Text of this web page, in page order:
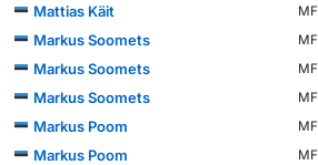
Mattias Käit
MF
Markus Soomets
MF
Markus Soomets
MF
Markus Soomets
MF
Markus Poom
MF
Markus Poom
MF